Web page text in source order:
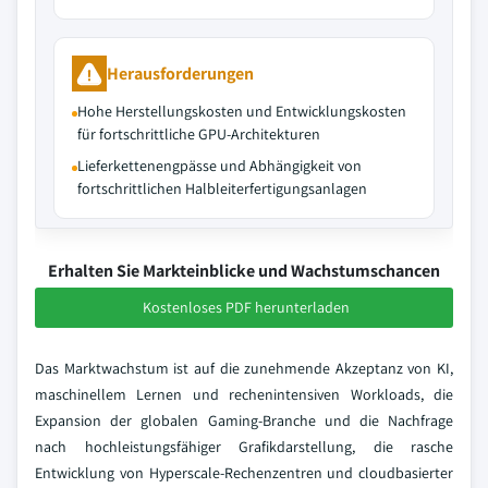
Herausforderungen
Hohe Herstellungskosten und Entwicklungskosten
für fortschrittliche GPU-Architekturen
Lieferkettenengpässe und Abhängigkeit von
fortschrittlichen Halbleiterfertigungsanlagen
Erhalten Sie Markteinblicke und Wachstumschancen
Kostenloses PDF herunterladen
Das Marktwachstum ist auf die zunehmende Akzeptanz von KI,
maschinellem Lernen und rechenintensiven Workloads, die
Expansion der globalen Gaming-Branche und die Nachfrage
nach hochleistungsfähiger Grafikdarstellung, die rasche
Entwicklung von Hyperscale-Rechenzentren und cloudbasierter